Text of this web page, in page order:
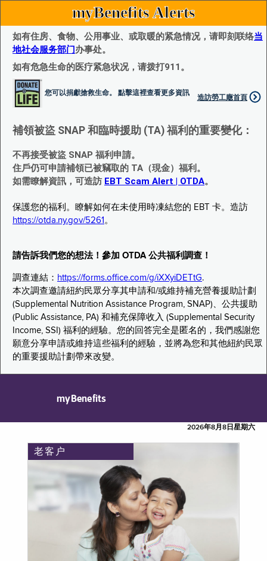
myBenefits Alerts
如有住房、食物、公用事业、或取暖的紧急情况，请即刻联络当
地社会服务部门办事处。
如有危急生命的医疗紧急状况，请拨打911。
您可以捐獻搶救生命。 點擊這裡查看更多資訊
造訪勞工廰首頁
補領被盜 SNAP 和臨時援助 (TA) 福利的重要變化：
不再接受被盜 SNAP 福利申請。
住戶仍可申請補領已被竊取的 TA（現金）福利。
如需瞭解資訊，可造訪 EBT Scam Alert | OTDA。
保護您的福利。瞭解如何在未使用時凍結您的 EBT 卡。造訪
https://otda.ny.gov/5261 。
請告訴我們您的想法！參加 OTDA 公共福利調查！
調查連結： https://forms.office.com/g/iXXyiDETtG.
本次調查邀請紐約民眾分享其申請和/或維持補充營養援助計劃
(Supplemental Nutrition Assistance Program, SNAP)、公共援助
(Public Assistance, PA) 和補充保障收入 (Supplemental Security
Income, SSI) 福利的經驗。您的回答完全是匿名的，我們感謝您
願意分享申請或維持這些福利的經驗，並將為您和其他紐約民眾
的重要援助計劃帶來改變。
myBenefits
2026年8月8日星期六
老客户